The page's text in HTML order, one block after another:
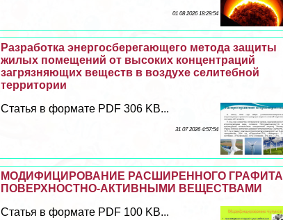
01 08 2026 18:29:54
Разработка энергосберегающего метода защиты
жилых помещений от высоких концентраций
загрязняющих веществ в воздухе селитебной
территории
Статья в формате PDF 306 KB...
31 07 2026 4:57:54
МОДИФИЦИРОВАНИЕ РАСШИРЕННОГО ГРАФИТА
ПОВЕРХНОСТНО-АКТИВНЫМИ ВЕЩЕСТВАМИ
Статья в формате PDF 100 KB...